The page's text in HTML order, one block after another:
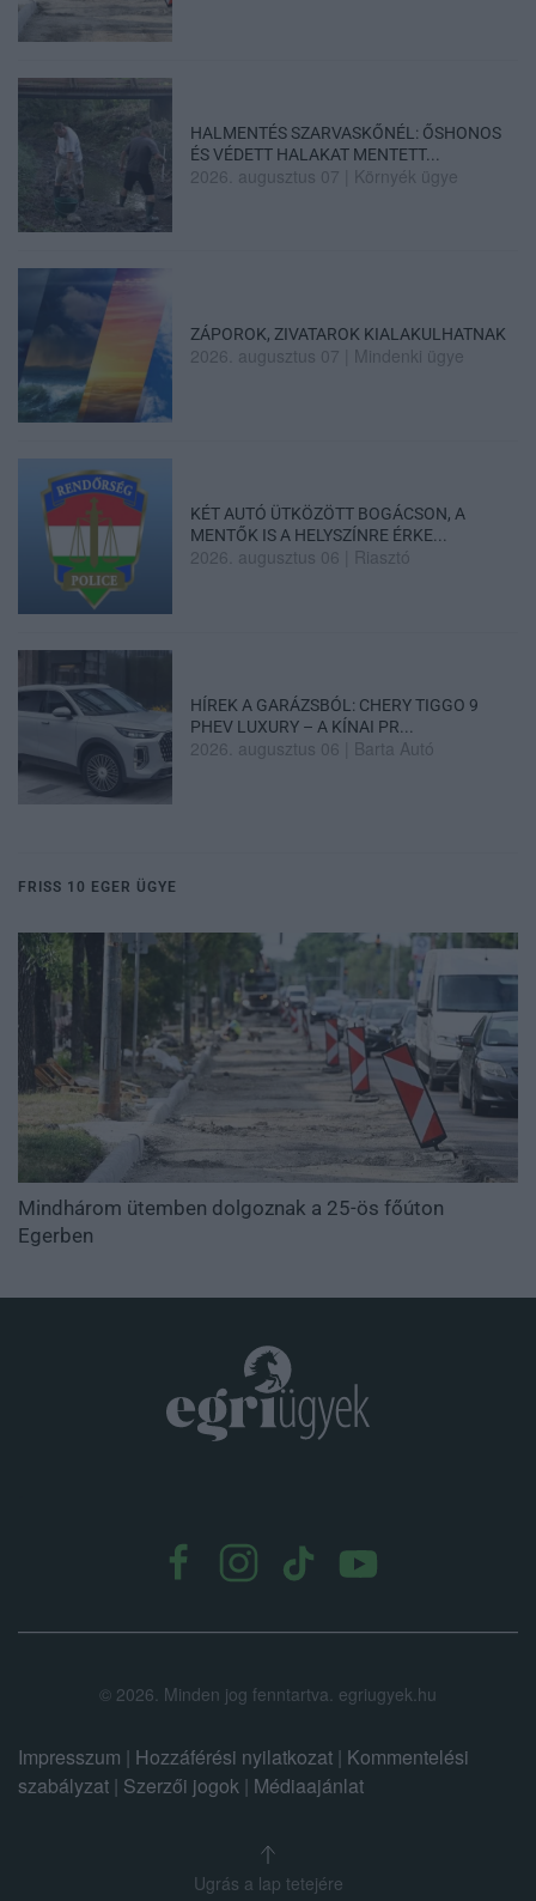
HALMENTÉS SZARVASKŐNÉL: ŐSHONOS
ÉS VÉDETT HALAKAT MENTETT...
2026. augusztus 07 Környék ügye
ZÁPOROK, ZIVATAROK KIALAKULHATNAK
2026. augusztus 07 Mindenki ügye
KÉT AUTÓ ÜTKÖZÖTT BOGÁCSON, A
MENTŐK IS A HELYSZÍNRE ÉRKE...
2026. augusztus 06 Riasztó
HÍREK A GARÁZSBÓL: CHERY TIGGO 9
PHEV LUXURY – A KÍNAI PR...
2026. augusztus 06 Barta Autó
FRISS 10 EGER ÜGYE
Mindhárom ütemben dolgoznak a 25-ös főúton
Egerben
© 2026. Minden jog fenntartva. egriugyek.hu
Impresszum | Hozzáférési nyilatkozat | Kommentelési
szabályzat | Szerzői jogok | Médiaajánlat
Ugrás a lap tetejére